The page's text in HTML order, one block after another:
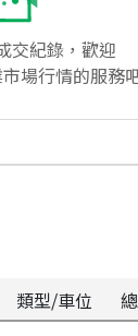
交紀錄，歡迎
場行情的服務
類型/車位